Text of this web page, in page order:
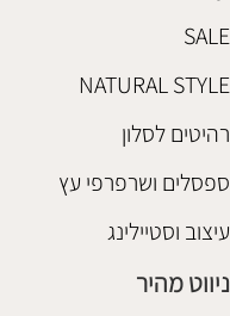
SALE
NATURAL STYLE
רהיטים לסלון
ספסלים ושרפרפי עץ
עיצוב וסטיילינג
ניווט מהיר